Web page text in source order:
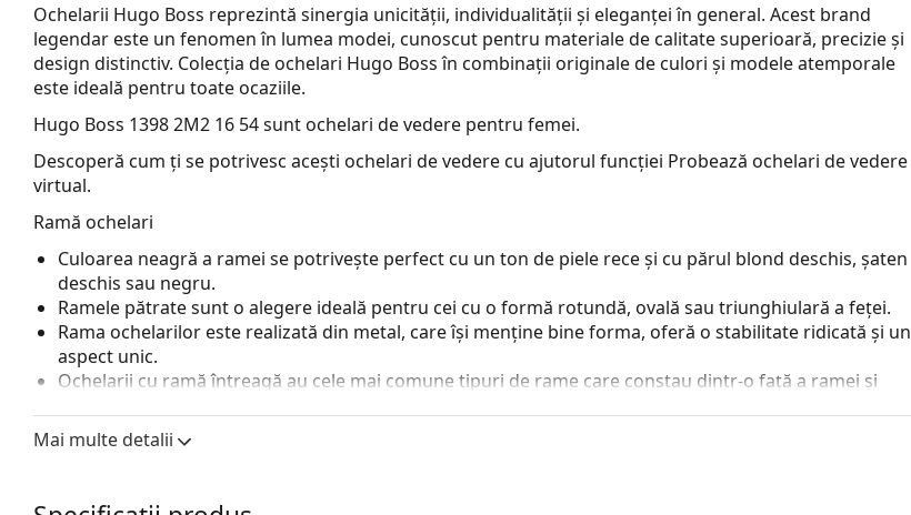
Ochelarii Hugo Boss reprezintă sinergia unicității, individualității și eleganței în general. Acest brand
legendar este un fenomen în lumea modei, cunoscut pentru materiale de calitate superioară, precizie și
design distinctiv. Colecția de ochelari Hugo Boss în combinații originale de culori și modele atemporale
este ideală pentru toate ocaziile.
Hugo Boss 1398 2M2 16 54sunt ochelari de vedere pentru femei.
Descoperă cum ți se potrivesc acești ochelari de vedere cu ajutorul funcției Probează ochelari de vedere
virtual.
Ramă ochelari
Culoarea neagră a ramei se potrivește perfect cu un ton de piele rece și cu părul blond deschis, șaten
deschis sau negru.
Ramele pătrate sunt o alegere ideală pentru cei cu o formă rotundă, ovală sau triunghiulară a feței.
Rama ochelarilor este realizată din metal, care își menține bine forma, oferă o stabilitate ridicată și un
aspect unic.
Ochelarii cu ramă întreagă au cele mai comune tipuri de rame care constau dintr-o față a ramei și
avantajele lor putem menționa rezistența, durabilitatea, faptul că înglobează complet lentila și, în
principal, protecția lor împotriva deteriorării. Acest tip de rame este potrivit pentru toate lentilele,
Pernițele de nas reglabile permit o ușoară modificare a poziției și a potrivirii ochelarilor. Pernițele de
Mai multe detalii